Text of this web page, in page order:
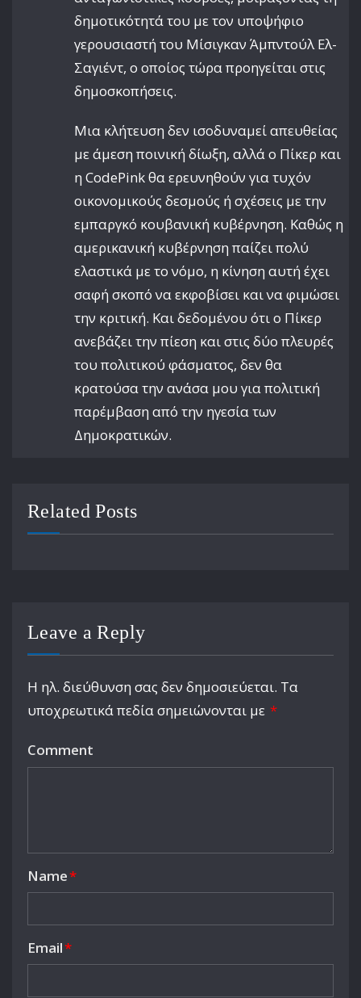
δημοτικότητά του με τον υποψήφιο
γερουσιαστή του Μίσιγκαν Άμπντούλ Ελ-
Σαγιέντ, ο οποίος τώρα προηγείται στις
δημοσκοπήσεις.
Μια κλήτευση δεν ισοδυναμεί απευθείας
με άμεση ποινική δίωξη, αλλά ο Πίκερ και
η CodePink θα ερευνηθούν για τυχόν
οικονομικούς δεσμούς ή σχέσεις με την
εμπαργκό κουβανική κυβέρνηση. Καθώς η
αμερικανική κυβέρνηση παίζει πολύ
ελαστικά με το νόμο, η κίνηση αυτή έχει
σαφή σκοπό να εκφοβίσει και να φιμώσει
την κριτική. Και δεδομένου ότι ο Πίκερ
ανεβάζει την πίεση και στις δύο πλευρές
του πολιτικού φάσματος, δεν θα
κρατούσα την ανάσα μου για πολιτική
παρέμβαση από την ηγεσία των
Δημοκρατικών.
Related Posts
Leave a Reply
Η ηλ. διεύθυνση σας δεν δημοσιεύεται. Τα
υποχρεωτικά πεδία σημειώνονται με *
Comment
Name*
Email*